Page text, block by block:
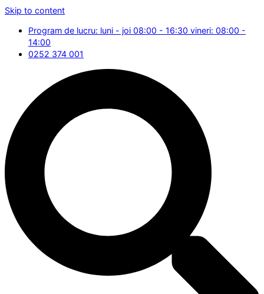
Skip to content
Program de lucru: luni - joi 08:00 - 16:30 vineri: 08:00 -
14:00
0252 374 001